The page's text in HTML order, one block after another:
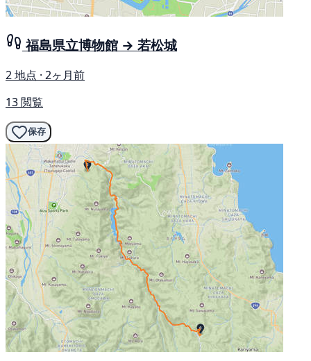
福島県立博物館 → 若松城
2 地点 · 2ヶ月前
13 閲覧
保存